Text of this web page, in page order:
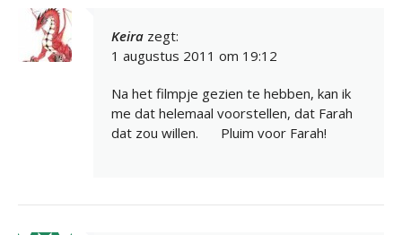
Keira zegt:
1 augustus 2011 om 19:12
Na het filmpje gezien te hebben, kan ik
me dat helemaal voorstellen, dat Farah
dat zou willen.
Pluim voor Farah!